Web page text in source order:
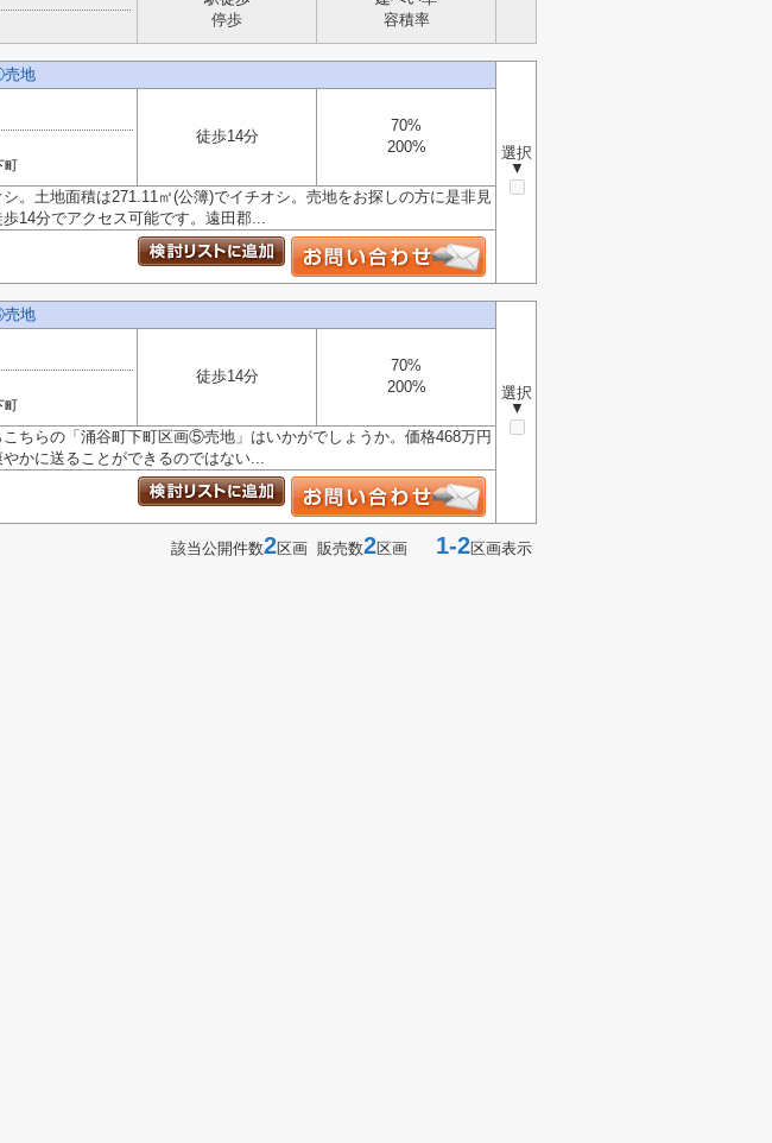
停歩
容積率
売地
選択
▼
町
徒歩14分
70%
200%
。土地面積は271.11㎡(公簿)でイチオシ。売地をお探しの方に是非見
14分でアクセス可能です。遠田郡...
売地
選択
▼
町
徒歩14分
70%
200%
ちらの「涌谷町下町区画⑤売地」はいかがでしょうか。価格468万円
かに送ることができるのではない...
該当公開件数2区画 販売数2区画 1-2区画表示